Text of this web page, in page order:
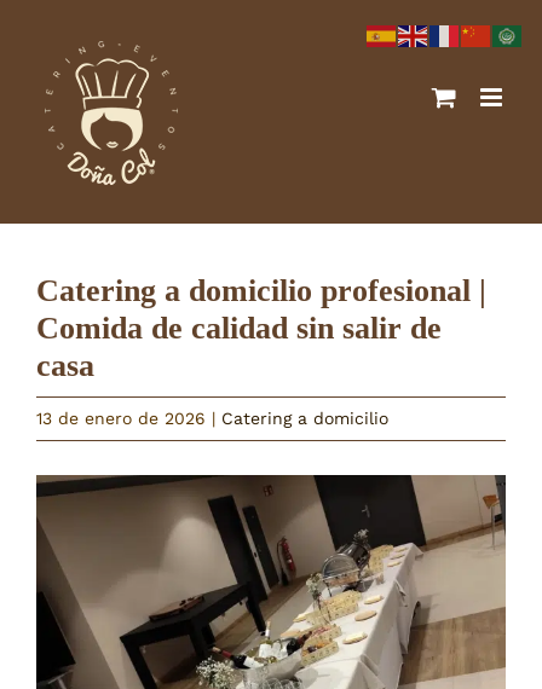
contenido
Catering a domicilio profesional |
Comida de calidad sin salir de
casa
13 de enero de 2026 | Catering a domicilio
Ver
imagen
más
grande